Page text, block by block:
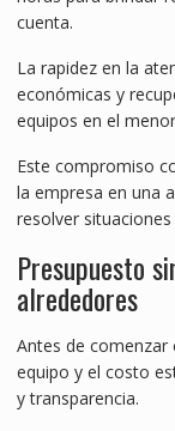
cuenta.
La rapidez en la
económicas y
equipos en el
Este compromiso
la empresa en una
resolver
Presupuesto
alrededores
Antes de
equipo y el costo
y transparencia.